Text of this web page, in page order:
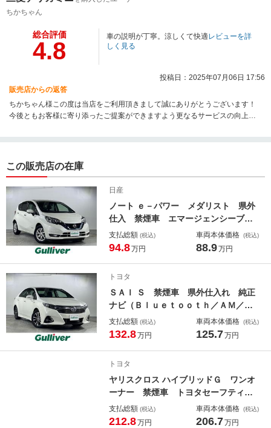
ちかちゃん
総合評価
4.8
車の説明が丁寧。涼しくて快適レビューを詳
しく見る
投稿日：2025年07月06日 17:56
販売店からの返答
ちかちゃん様この度は当店をご利用頂きまして誠にありがとうございます！
今後ともお客様に寄り添ったご提案ができますよう更なるサービスの向上に
この販売店の在庫
日産
ノート ｅ－パワー メダリスト 県外
仕入 禁煙車 エマージェンシーブレ
ーキ 社外ナビ（ＣＤ ＤＶＤ Ｂ
Ｔ フルセグ）アラウンドビューモニ
ントロール 純正アルミ
支払総額 (税込)
94.8万円
車両本体価格 (税込)
88.9万円
トヨタ
ＳＡＩ Ｓ 禁煙車 県外仕入れ 純正
ナビ（Ｂｌｕｅｔｏｏｔｈ／ＡＭ／Ｆ
Ｍ） バックカメラ ビルトインＥＴ
Ｃ スマートキー スペアキー パワ
支払総額 (税込)
132.8万円
車両本体価格 (税込)
125.7万円
トヨタ
ヤリスクロス ハイブリッドＧ ワンオ
ーナー 禁煙車 トヨタセーフティセ
ンス 純正８インチディスプレイオー
ディオ（Ｂｌｕｅｔｏｏｔｈ／ＡＭ／
支払総額 (税込)
212.8万円
車両本体価格 (税込)
206.7万円